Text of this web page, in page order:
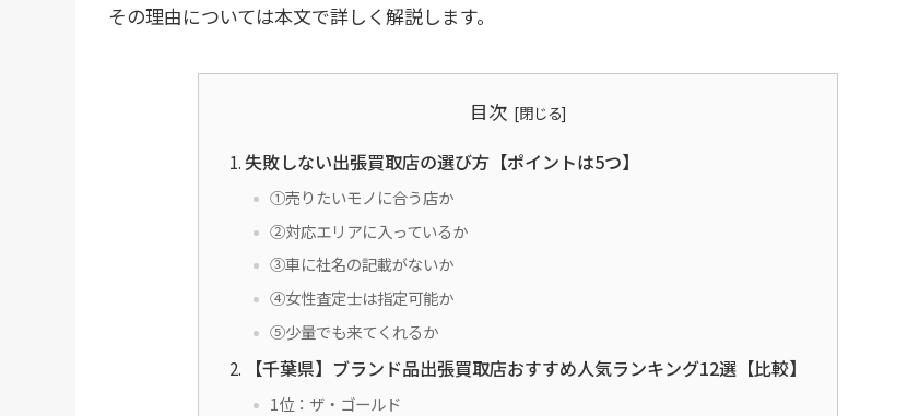
その理由については本文で詳しく解説します。
目次
失敗しない出張買取店の選び方【ポイントは5つ】
①売りたいモノに合う店か
②対応エリアに入っているか
③車に社名の記載がないか
④女性査定士は指定可能か
⑤少量でも来てくれるか
【千葉県】ブランド品出張買取店おすすめ人気ランキング12選【比較】
1位：ザ・ゴールド